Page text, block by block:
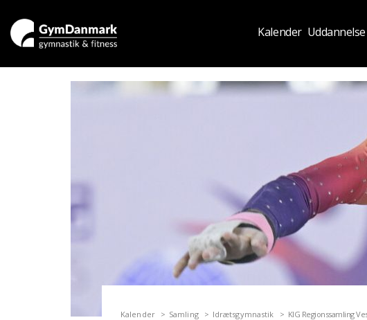
Kalender Uddannelse
Kalender Samling Idrætsgymnastik KIG Regionssamling